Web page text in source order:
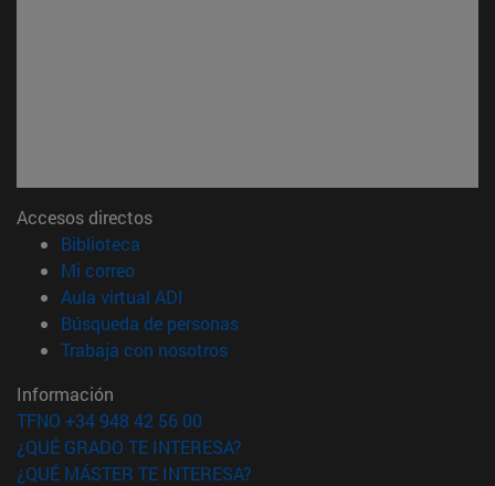
Accesos directos
Biblioteca
Mi correo(abre en nueva ventana)
Aula virtual ADI
Búsqueda de personas(abre en nueva ventana)
Trabaja con nosotros(abre en nueva ventana)
Información
TFNO +34 948 42 56 00
¿QUÉ GRADO TE INTERESA?
¿QUÉ MÁSTER TE INTERESA?